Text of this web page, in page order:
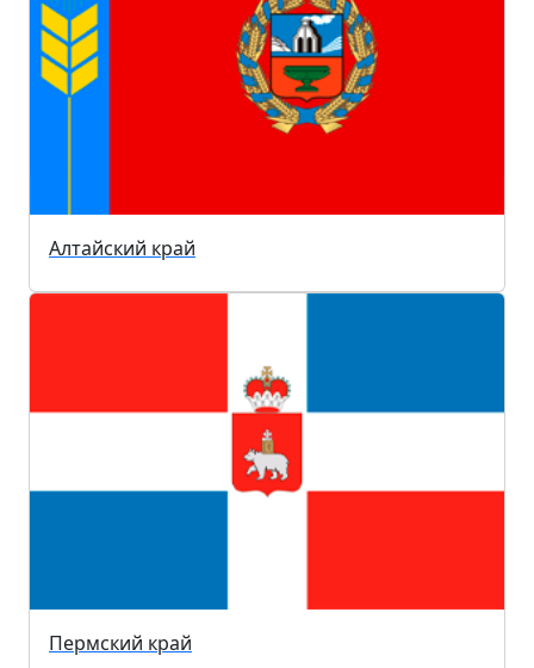
Алтайский край
Пермский край